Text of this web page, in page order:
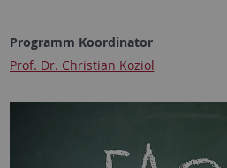
Programm Koordinator
Prof. Dr. Christian Koziol